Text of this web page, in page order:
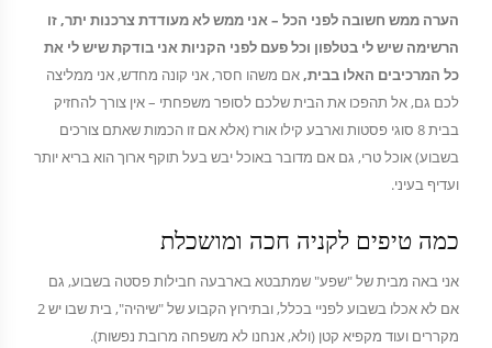
הערה ממש חשובה לפני הכל – אני ממש לא מעודדת צרכנות יתר, זו
הרשימה שיש לי בטלפון וכל פעם לפני הקניות אני בודקת שיש לי את
כל המרכיבים האלו בבית,אם משהו חסר, אני קונה מחדש, אני ממליצה
לכם גם, אל תהפכו את הבית שלכם לסופר משפחתי – אין צורך להחזיק
בבית 8 סוגי פסטות וארבע קילו אורז (אלא אם זו הכמות שאתם צורכים
בשבוע) אוכל טרי, גם אם מדובר באוכל יבש בעל תוקף ארוך הוא בריא יותר
ועדיף בעיני.
כמה טיפים לקניה חכה ומושכלת
אני באה מבית של "שפע" שמתבטא בארבעה חבילות פסטה בשבוע, גם
אם לא אכלו בשבוע לפניי בכלל, ובתירוץ הקבוע של "שיהיה", בית שבו יש 2
מקררים ועוד מקפיא קטן (ולא, אנחנו לא משפחה מרובת נפשות).